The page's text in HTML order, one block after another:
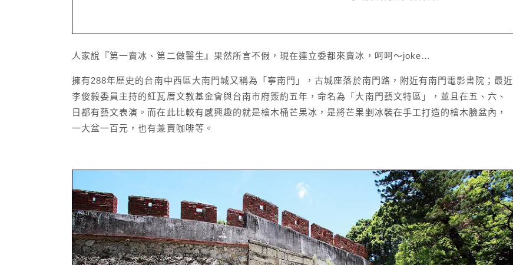
人家說『第一賣冰、第二做醫生』果然所言不假，現在連立委都來賣冰，呵呵～joke…
擁有288年歷史的台南中西區大南門城又稱為「寧南門」，古城座落於南門路，附近有南門電影書院；最近
李俊毅委員主持的紅瓦厝文教基金會與台南市府簽約五年，命名為「大南門藝文特區」，並且在五、六、
日都有藝文表演。而在此比較有感興趣的就是檜木桶芒果冰，是將芒果剉冰裝在手工打造的檜木臉盆內，
一大盆一百元，也有兼賣咖啡等。